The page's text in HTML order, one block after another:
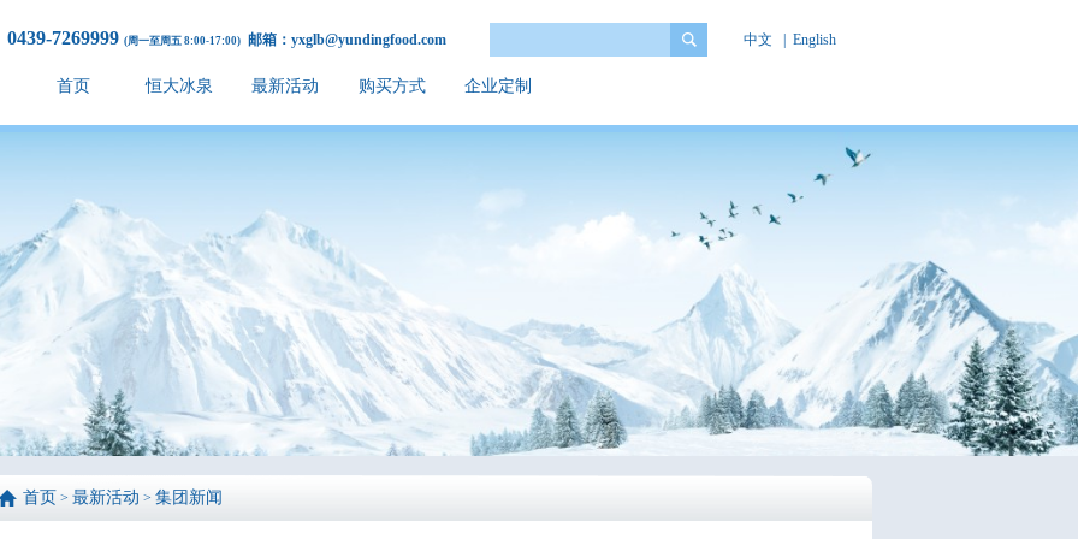
中文 English
0439-7269999 (周一至周五 8:00-17:00) 邮箱：yxglb@yundingfood.com
首页 恒大冰泉 最新活动 购买方式 企业定制
首页 > 最新活动 > 集团新闻